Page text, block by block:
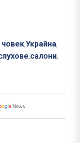
човек,Украйна,
,салони,